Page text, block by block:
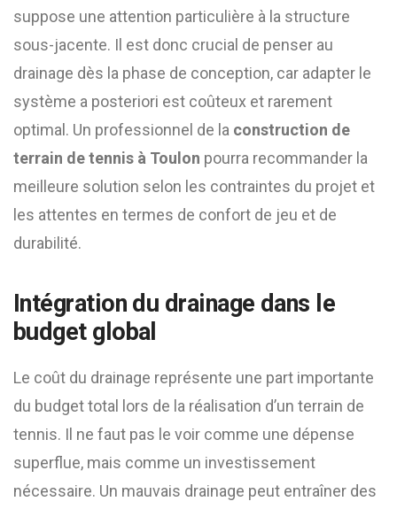
suppose une attention particulière à la structure
sous-jacente. Il est donc crucial de penser au
drainage dès la phase de conception, car adapter le
système a posteriori est coûteux et rarement
optimal. Un professionnel de la construction de
terrain de tennis à Toulon pourra recommander la
meilleure solution selon les contraintes du projet et
les attentes en termes de confort de jeu et de
durabilité.
Intégration du drainage dans le
budget global
Le coût du drainage représente une part importante
du budget total lors de la réalisation d’un terrain de
tennis. Il ne faut pas le voir comme une dépense
superflue, mais comme un investissement
nécessaire. Un mauvais drainage peut entraîner des